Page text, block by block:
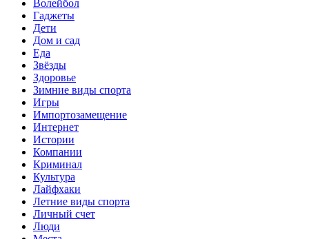
Волейбол
Гаджеты
Дети
Дом и сад
Еда
Звёзды
Здоровье
Зимние виды спорта
Игры
Импортозамещение
Интернет
Истории
Компании
Криминал
Культура
Лайфхаки
Летние виды спорта
Личный счет
Люди